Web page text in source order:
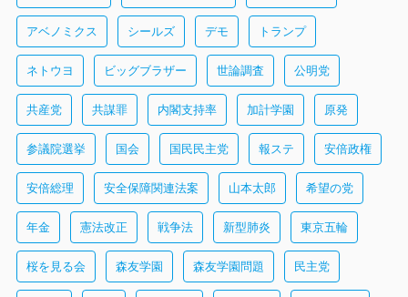
アベノミクス シールズ デモ トランプ
ネトウヨ ビッグブラザー 世論調査 公明党
共産党 共謀罪 内閣支持率 加計学園 原発
参議院選挙 国会 国民民主党 報ステ 安倍政権
安倍総理 安全保障関連法案 山本太郎 希望の党
年金 憲法改正 戦争法 新型肺炎 東京五輪
桜を見る会 森友学園 森友学園問題 民主党